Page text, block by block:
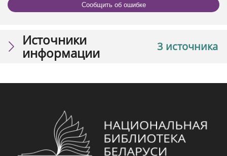
Сообщить об ошибке
3 источника
Источники
информации